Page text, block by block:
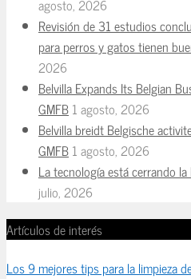
agosto, 2026
Revisión de 31 estudios
para perros y gatos tienen
2026
Belvilla Expands Its Belgian
GMFB1 agosto, 2026
Belvilla breidt Belgische
GMFB1 agosto, 2026
La tecnología está cerrando
julio, 2026
Artículos de interés
Los 9 mejores tips para la limpieza